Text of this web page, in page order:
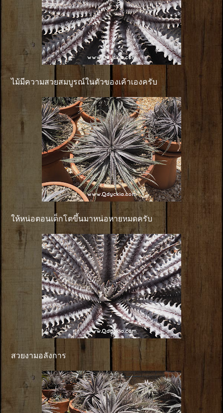
ไม้มีความสวยสมบูรณ์ในตัวของเค้าเองครับ
ให้หน่อตอนเด็กโตขึ้นมาหน่อหายหมดครับ
สวยงามอลังการ